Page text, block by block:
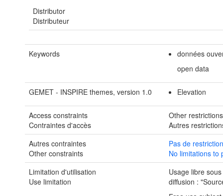
Distributor
Distributeur
Keywords
données
open data
GEMET - INSPIRE themes, version 1.0 Elevation
Access constraints
Contraintes d'accès
Other restrictions
Autres
Autres contraintes
Other constraints
Pas de
No limitations to
Limitation d'utilisation
Use limitation
Usage libre
diffusion :